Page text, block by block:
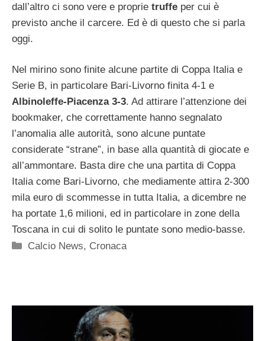
dall’altro ci sono vere e proprie truffe per cui è
previsto anche il carcere. Ed è di questo che si parla
oggi.
Nel mirino sono finite alcune partite di Coppa Italia e
Serie B, in particolare Bari-Livorno finita 4-1 e
Albinoleffe-Piacenza 3-3. Ad attirare l’attenzione dei
bookmaker, che correttamente hanno segnalato
l’anomalia alle autorità, sono alcune puntate
considerate “strane”, in base alla quantità di giocate e
all’ammontare. Basta dire che una partita di Coppa
Italia come Bari-Livorno, che mediamente attira 2-300
mila euro di scommesse in tutta Italia, a dicembre ne
ha portate 1,6 milioni, ed in particolare in zone della
Toscana in cui di solito le puntate sono medio-basse.
Categorie
Calcio News, Cronaca